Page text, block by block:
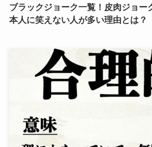
ブラックジョーク一覧！皮肉ジョー
本人に笑えない人が多い理由とは？